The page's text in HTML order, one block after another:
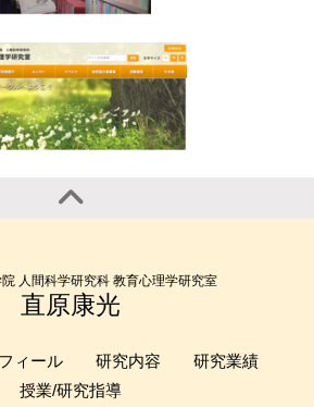
人間科学研究科 教育心理学研究室
直原康光
ィール 研究内容
研究業績
授業/研究指導